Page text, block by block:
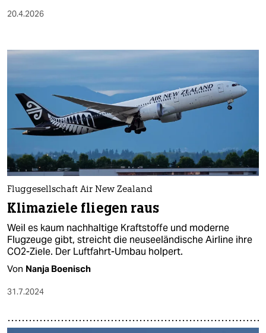
20.4.2026
Fluggesellschaft Air New Zealand
Klimaziele fliegen raus
Weil es kaum nachhaltige Kraftstoffe und moderne
Flugzeuge gibt, streicht die neuseeländische Airline ihre
CO2-Ziele. Der Luftfahrt-Umbau holpert.
Von Nanja Boenisch
31.7.2024